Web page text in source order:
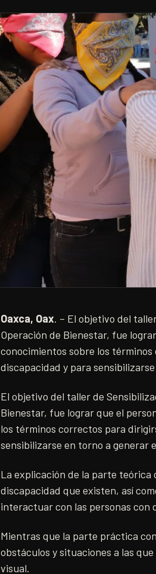
Oaxca, Oax. – El objetivo del
Operación de Bienestar, fue
conocimientos sobre los
discapacidad y para
El objetivo del taller de
Bienestar, fue lograr que el
los términos correctos para
sensibilizarse en torno a generar
La explicación de la parte
discapacidad que existen, así
interactuar con las personas con
Mientras que la parte práctica
obstáculos y situaciones a las
visual.